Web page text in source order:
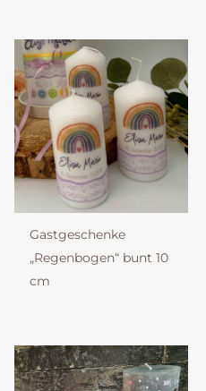
Gastgeschenke
„Regenbogen“ bunt 10
cm